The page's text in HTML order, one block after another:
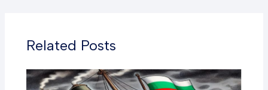
Related Posts